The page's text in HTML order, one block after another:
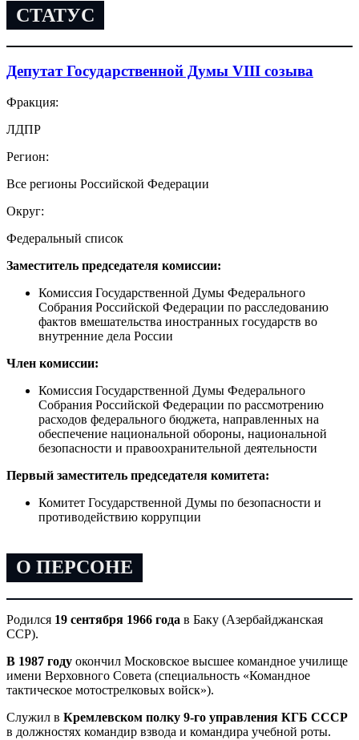
СТАТУС
Депутат Государственной Думы VIII созыва
Фракция:
ЛДПР
Регион:
Все регионы Российской Федерации
Округ:
Федеральный список
Заместитель председателя комиссии:
Комиссия Государственной Думы Федерального
Собрания Российской Федерации по расследованию
фактов вмешательства иностранных государств во
внутренние дела России
Член комиссии:
Комиссия Государственной Думы Федерального
Собрания Российской Федерации по рассмотрению
расходов федерального бюджета, направленных на
обеспечение национальной обороны, национальной
безопасности и правоохранительной деятельности
Первый заместитель председателя комитета:
Комитет Государственной Думы по безопасности и
противодействию коррупции
О ПЕРСОНЕ
Родился 19 сентября 1966 года в Баку (Азербайджанская
ССР).
В 1987 году окончил Московское высшее командное училище
имени Верховного Совета (специальность «Командное
тактическое мотострелковых войск»).
Служил в Кремлевском полку 9-го управления КГБ СССР
в должностях командир взвода и командира учебной роты.